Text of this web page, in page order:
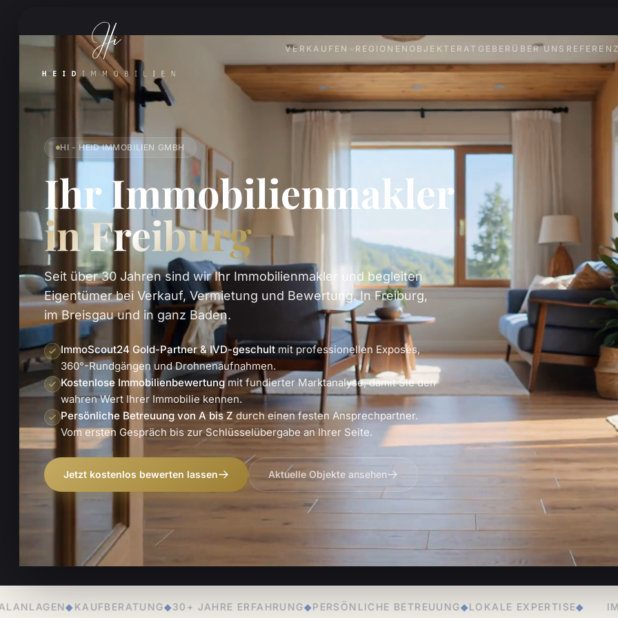
VERKAUFEN REGIONEN OBJEKTE RATGEBER ÜBER UNS
HI - HEID IMMOBILIEN GMBH
Ihr Immobilienmakler
in Freiburg
Seit über 30 Jahren sind wir Ihr Immobilienmakler und begleiten
Eigentümer bei Verkauf, Vermietung und Bewertung. In Freiburg,
im Breisgau und in ganz Baden.
ImmoScout24 Gold-Partner & IVD-geschult mit professionellen Exposés,
360°-Rundgängen und Drohnenaufnahmen.
Kostenlose Immobilienbewertungmit fundierter Marktanalyse, damit Sie den
wahren Wert Ihrer Immobilie kennen.
Persönliche Betreuung von A bis Zdurch einen festen Ansprechpartner.
Vom ersten Gespräch bis zur Schlüsselübergabe an Ihrer Seite.
Jetzt kostenlos bewerten lassen Aktuelle Objekte ansehen
◆30+ JAHRE ERFAHRUNG ◆PERSÖNLICHE BETREUUNG◆LOKALE EXPERTISE◆ IMMOBILIENVERKAUF